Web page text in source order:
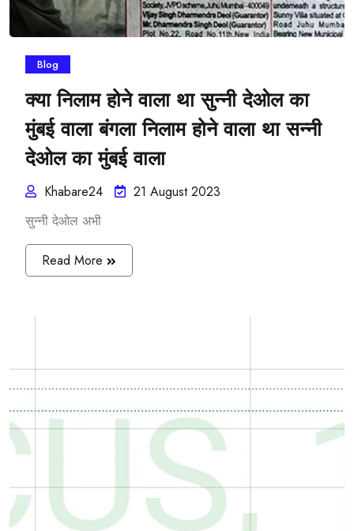
Blog
क्या निलाम होने वाला था सुन्नी देओल का
मुंबई वाला बंगला निलाम होने वाला था सन्नी
देओल का मुंबई वाला
Khabare24
21 August 2023
सुन्नी देओल अभी
Read More